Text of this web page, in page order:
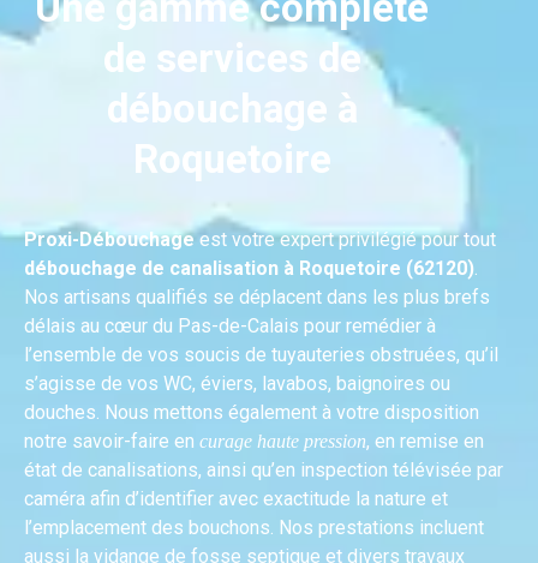
de services de
débouchage à
Roquetoire
Proxi-Débouchageest votre expert privilégié pour tout
débouchage de canalisation à Roquetoire (62120).
Nos artisans qualifiés se déplacent dans les plus brefs
délais au cœur du Pas-de-Calais pour remédier à
l’ensemble de vos soucis de tuyauteries obstruées, qu’il
s’agisse de vos WC, éviers, lavabos, baignoires ou
douches. Nous mettons également à votre disposition
notre savoir-faire en curage haute pression, en remise en
état de canalisations, ainsi qu’en inspection télévisée par
caméra afin d’identifier avec exactitude la nature et
l’emplacement des bouchons. Nos prestations incluent
aussi la vidange de fosse septique et divers travaux